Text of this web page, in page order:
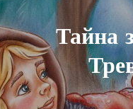
Тайна